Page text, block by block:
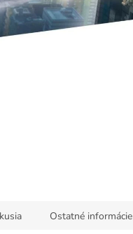
Ostatné informácie